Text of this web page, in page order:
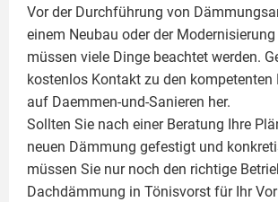
Vor der Durchführung von
einem Neubau oder der
müssen viele Dinge beachtet werden.
kostenlos Kontakt zu den kompetenten
auf Daemmen-und-Sanieren her.
Sollten Sie nach einer Beratung Ihre
neuen Dämmung gefestigt und
müssen Sie nur noch den richtige
Dachdämmung in Tönisvorst für Ihr